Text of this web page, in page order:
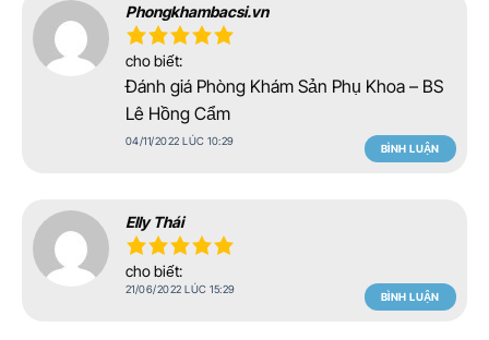
Phongkhambacsi.vn
cho biết:
Đánh giá Phòng Khám Sản Phụ Khoa – BS
Lê Hồng Cẩm
04/11/2022 LÚC 10:29
BÌNH LUẬN
Elly Thái
cho biết:
21/06/2022 LÚC 15:29
BÌNH LUẬN